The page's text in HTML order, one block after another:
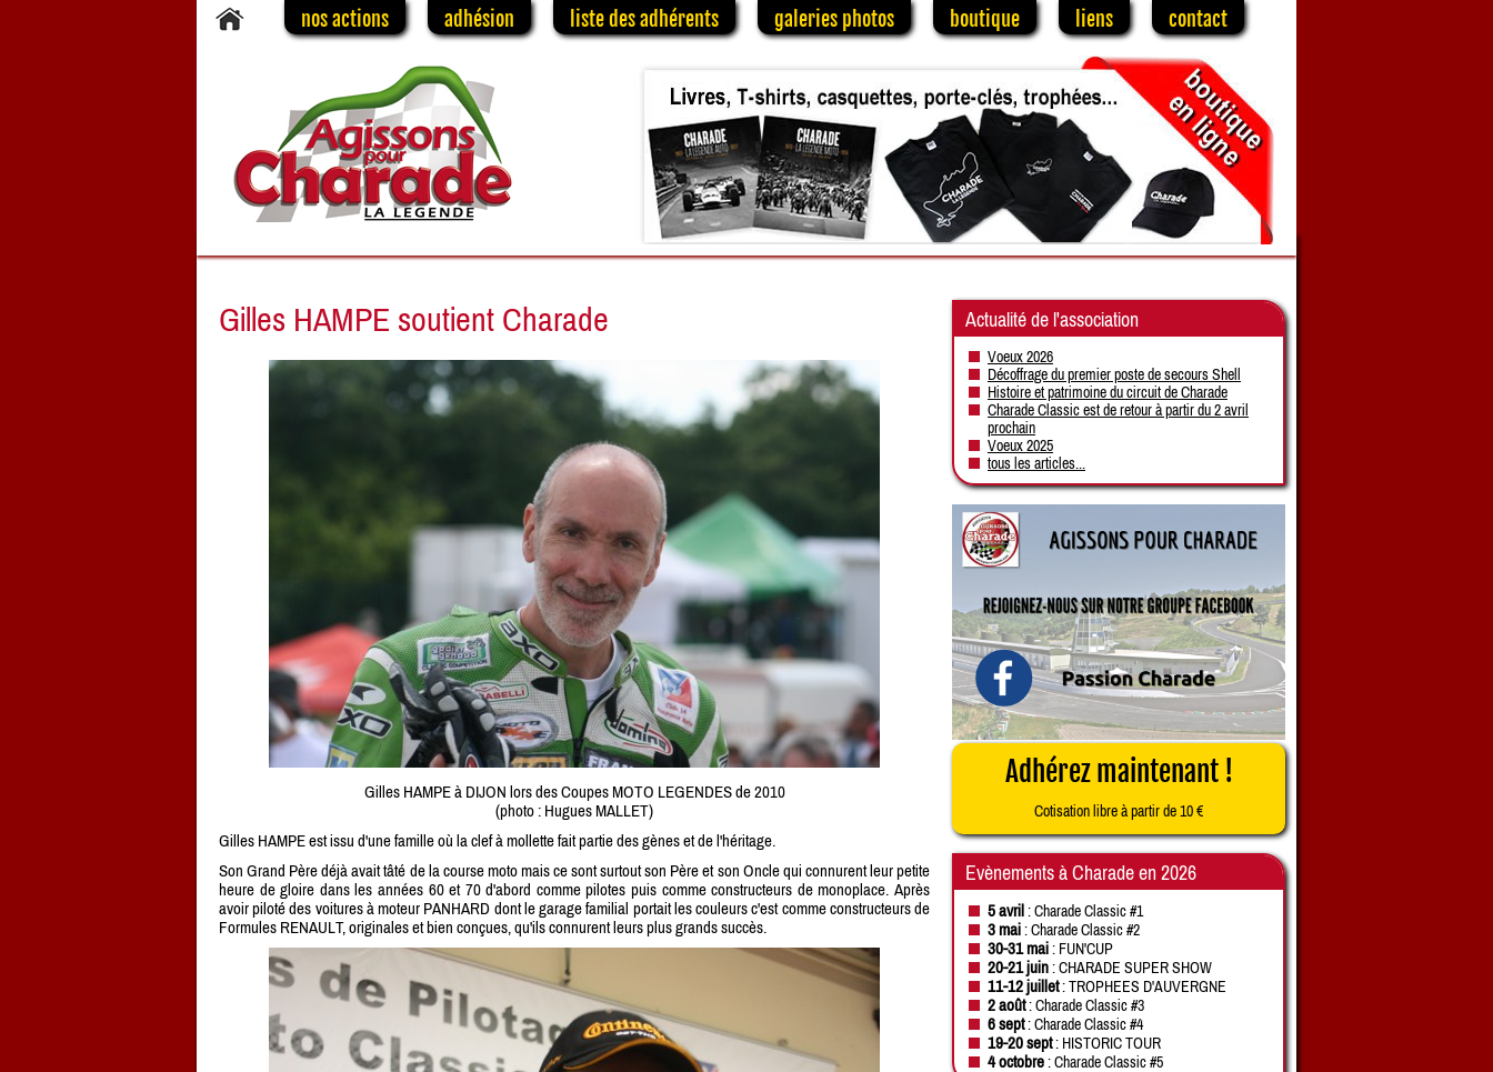
nos actions adhésion liste des adhérents galeries photos boutique liens contact
Gilles HAMPE soutient Charade
Gilles HAMPE à DIJON lors des Coupes MOTO LEGENDES de 2010
(photo : Hugues MALLET)
Gilles HAMPE est issu d'une famille où la clef à mollette fait partie des gènes et de l'héritage.
Son Grand Père déjà avait tâté de la course moto mais ce sont surtout son Père et son Oncle qui connurent leur petite
heure de gloire dans les années 60 et 70 d'abord comme pilotes puis comme constructeurs de monoplace. Après
avoir piloté des voitures à moteur PANHARD dont le garage familial portait les couleurs c'est comme constructeurs de
Formules RENAULT, originales et bien conçues, qu'ils connurent leurs plus grands succès.
Actualité de l'association
Voeux 2026
Décoffrage du premier poste de secours Shell
Histoire et patrimoine du circuit de Charade
Charade Classic est de retour à partir du 2 avril
prochain
Voeux 2025
tous les articles...
Adhérez maintenant !
Cotisation libre à partir de 10 €
Evènements à Charade en 2026
5 avril: Charade Classic #1
3 mai: Charade Classic #2
30-31 mai: FUN'CUP
20-21 juin: CHARADE SUPER SHOW
11-12 juillet: TROPHEES D'AUVERGNE
2 août: Charade Classic #3
6 sept: Charade Classic #4
19-20 sept: HISTORIC TOUR
4 octobre: Charade Classic #5